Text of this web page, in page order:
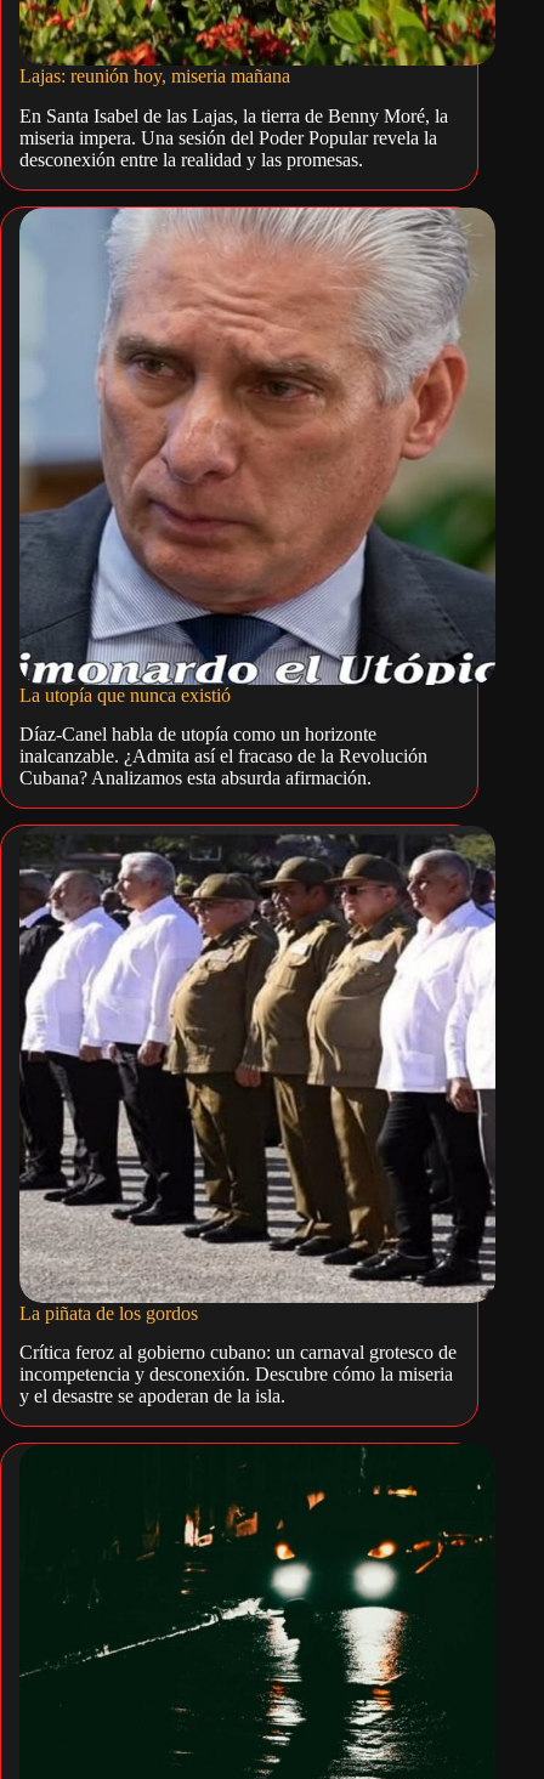
Lajas: reunión hoy, miseria mañana
En Santa Isabel de las Lajas, la tierra de Benny Moré, la
miseria impera. Una sesión del Poder Popular revela la
desconexión entre la realidad y las promesas.
La utopía que nunca existió
Díaz-Canel habla de utopía como un horizonte
inalcanzable. ¿Admita así el fracaso de la Revolución
Cubana? Analizamos esta absurda afirmación.
La piñata de los gordos
Crítica feroz al gobierno cubano: un carnaval grotesco de
incompetencia y desconexión. Descubre cómo la miseria
y el desastre se apoderan de la isla.